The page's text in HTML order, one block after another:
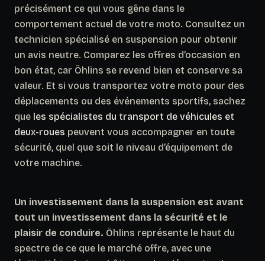
précisément ce qui vous gêne dans le
comportement actuel de votre moto. Consultez un
technicien spécialisé en suspension pour obtenir
un avis neutre. Comparez les offres d’occasion en
bon état, car Öhlins se revend bien et conserve sa
valeur. Et si vous transportez votre moto pour des
déplacements ou des événements sportifs, sachez
que les spécialistes du transport de véhicules et
deux-roues peuvent vous accompagner en toute
sécurité, quel que soit le niveau d’équipement de
votre machine.
Un investissement dans la suspension est avant
tout un investissement dans la sécurité et le
plaisir de conduire. Öhlins représente le haut du
spectre de ce que le marché offre, avec une